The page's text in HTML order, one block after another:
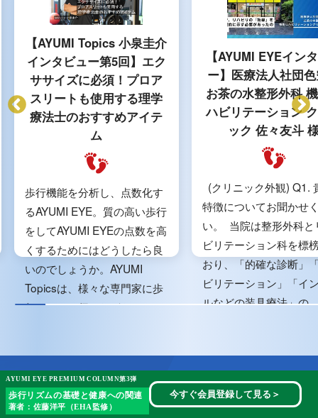
【AYUMI Topics 小泉圭介
インタビュー第5回】エク
ササイズに必須！プロア
スリートも使用する理学
療法士のおすすめアイテ
ム
歩行機能を分析し、点数化す
るAYUMI EYE。質の高い歩行
をしてAYUMI EYEの点数を高
くするためにはどうしたら良
いのでしょうか。AYUMI
Topicsは、様々な専門家に歩
行について伺いながら...
【AYUMI EYEイン
ー】医療法人社団
お茶の水整形外科
ハビリテーション
ック 佐々友斗
(クリニック外観) Q1.
特徴についてお聞かせ
い。 当院は整形外科と
ビリテーション科を標
おり、「的確な診断」
ビリテーション」「イ
ルなどの装具療法」の...
圧倒的な導入実績
AYUMI EYE PREMIUM COLUMN第3弾
歩行リズムの基礎と健康への関連
著者：佐藤洋平（EHA監修）
今すぐ会員登録して見る ＞